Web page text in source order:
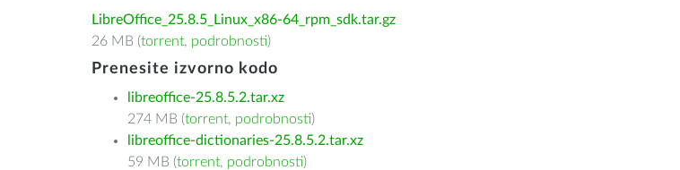
LibreOffice_25.8.5_Linux_x86-64_rpm_sdk.tar.gz
26 MB (torrent, podrobnosti)
Prenesite izvorno kodo
libreoffice-25.8.5.2.tar.xz
274 MB (torrent, podrobnosti)
libreoffice-dictionaries-25.8.5.2.tar.xz
59 MB (torrent, podrobnosti)